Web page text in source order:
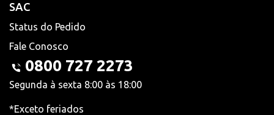
SAC
Status do Pedido
Fale Conosco
0800 727 2273
Segunda à sexta 8:00 às 18:00
*Exceto feriados